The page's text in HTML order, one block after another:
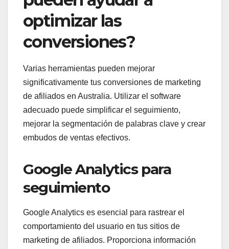
optimizar las
conversiones?
Varias herramientas pueden mejorar
significativamente tus conversiones de marketing
de afiliados en Australia. Utilizar el software
adecuado puede simplificar el seguimiento,
mejorar la segmentación de palabras clave y crear
embudos de ventas efectivos.
Google Analytics para
seguimiento
Google Analytics es esencial para rastrear el
comportamiento del usuario en tus sitios de
marketing de afiliados. Proporciona información